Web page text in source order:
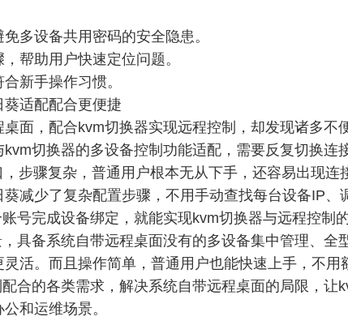
多设备共用密码的安全隐患。
帮助用户快速定位问题。
新手操作习惯。
适配配合更便捷
面，配合kvm切换器实现远程控制，却发现诸多不
切换器的多设备控制功能适配，需要反复切换连
步骤复杂，普通用户根本无从下手，还容易出现连
减少了复杂配置步骤，不用手动查找每台设备IP、
号完成设备绑定，就能实现kvm切换器与远程控制
具备系统自带远程桌面没有的多设备集中管理、全
活。而且操作简单，普通用户也能快速上手，不
合的各类需求，解决系统自带远程桌面的局限，让
和运维场景。